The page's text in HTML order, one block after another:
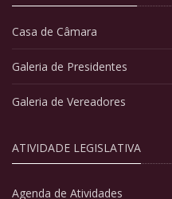
Casa de Câmara
Galeria de Presidentes
Galeria de Vereadores
ATIVIDADE LEGISLATIVA
Agenda de Atividades